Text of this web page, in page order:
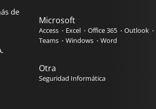
de
Microsoft
Access Excel Office 365 Outlook
Teams
Windows Word
Otra
Seguridad Informática